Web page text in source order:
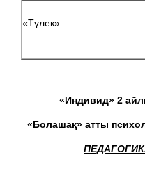
«Түлек»
«Индивид» 2
«Болашақ» атты